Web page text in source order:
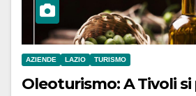
AZIENDE LAZIO TURISMO
Oleoturismo: A Tivoli